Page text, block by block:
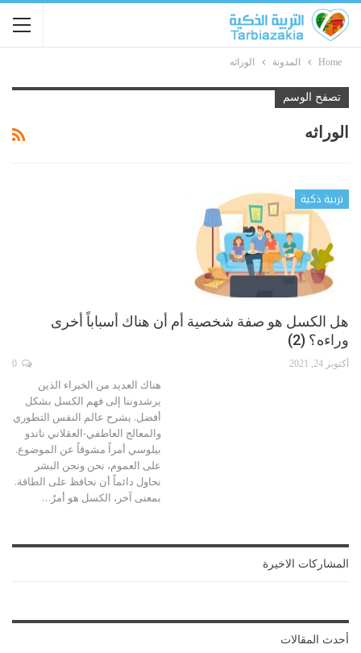
Home المدونة الوراثه
تصفح الوسم
الوراثه
تربية ذكية
هل الكسل هو صفة شخصية أم أن هناك أسباباً أخرى
وراءه؟ (2)
أكتوبر 24, 2021
هناك العديد من الخبراء الذين
يرشدوننا إلى فهم الكسل بشكل
أفضل. يشرح عالم النفس التطوري
والمعالج العاطفي-العقلاني ناندو
بيلوسي أمراً مشوقاً عن الموضوع.
على العموم، نحن ونحن البشر
نحاول دائماً أن نحافظ على الطاقة.
بمعنى آخر، الكسل هو أمرُ…
المشاركات الاخيرة
أحدث المقالات